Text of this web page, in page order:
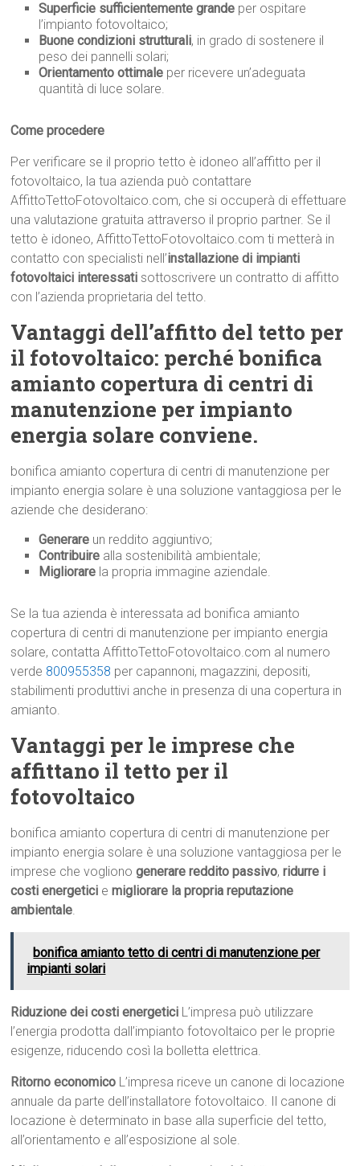
Superficie sufficientemente grande per ospitare
l’impianto fotovoltaico;
Buone condizioni strutturali, in grado di sostenere il
peso dei pannelli solari;
Orientamento ottimale per ricevere un’adeguata
quantità di luce solare.
Come procedere
Per verificare se il proprio tetto è idoneo all’affitto per il
fotovoltaico, la tua azienda può contattare
AffittoTettoFotovoltaico.com, che si occuperà di effettuare
una valutazione gratuita attraverso il proprio partner. Se il
tetto è idoneo, AffittoTettoFotovoltaico.com ti metterà in
contatto con specialisti nell’installazione di impianti
fotovoltaici interessati sottoscrivere un contratto di affitto
con l’azienda proprietaria del tetto.
Vantaggi dell’affitto del tetto per
il fotovoltaico: perché bonifica
amianto copertura di centri di
manutenzione per impianto
energia solare conviene.
bonifica amianto copertura di centri di manutenzione per
impianto energia solare è una soluzione vantaggiosa per le
aziende che desiderano:
Generare un reddito aggiuntivo;
Contribuire alla sostenibilità ambientale;
Migliorare la propria immagine aziendale.
Se la tua azienda è interessata ad bonifica amianto
copertura di centri di manutenzione per impianto energia
solare, contatta AffittoTettoFotovoltaico.com al numero
verde 800955358 per capannoni, magazzini, depositi,
stabilimenti produttivi anche in presenza di una copertura in
amianto.
Vantaggi per le imprese che
affittano il tetto per il
fotovoltaico
bonifica amianto copertura di centri di manutenzione per
impianto energia solare è una soluzione vantaggiosa per le
imprese che voglionogenerare reddito passivo,ridurre i
costi energetici emigliorare la propria reputazione
ambientale.
bonifica amianto tetto di centri di manutenzione per
impianti solari
Riduzione dei costi energetici L’impresa può utilizzare
l’energia prodotta dall’impianto fotovoltaico per le proprie
esigenze, riducendo così la bolletta elettrica.
Ritorno economico L’impresa riceve un canone di locazione
annuale da parte dell’installatore fotovoltaico. Il canone di
locazione è determinato in base alla superficie del tetto,
all’orientamento e all’esposizione al sole.